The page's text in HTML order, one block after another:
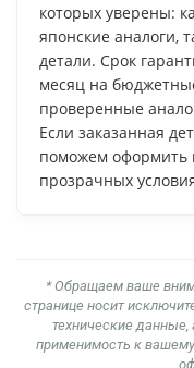
которых уверены:
японские аналоги,
детали. Срок
месяц на
проверенные
Если заказанная
поможем оформить
прозрачных
* Обращаем ваше
странице носит
технические данные,
применимость к